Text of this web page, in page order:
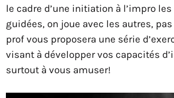
le cadre d’une initiation à l’impro
guidées, on joue avec les autres,
prof vous proposera une série
visant à développer vos capacités
surtout à vous amuser!